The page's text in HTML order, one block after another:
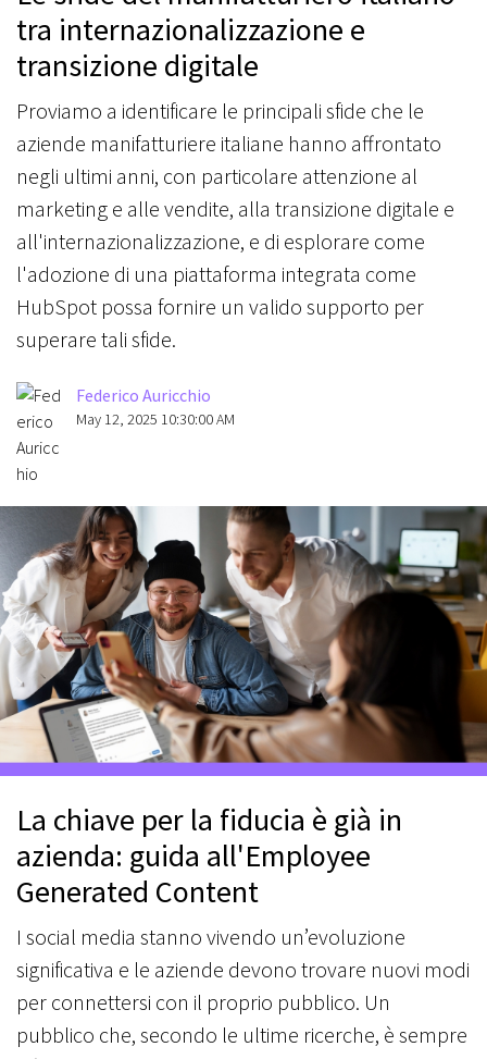
tra internazionalizzazione e
transizione digitale
Proviamo a identificare le principali sfide che le
aziende manifatturiere italiane hanno affrontato
negli ultimi anni, con particolare attenzione al
marketing e alle vendite, alla transizione digitale e
all'internazionalizzazione, e di esplorare come
l'adozione di una piattaforma integrata come
HubSpot possa fornire un valido supporto per
superare tali sfide.
Federico Auricchio
May 12, 2025 10:30:00 AM
La chiave per la fiducia è già in
azienda: guida all'Employee
Generated Content
I social media stanno vivendo un’evoluzione
significativa e le aziende devono trovare nuovi modi
per connettersi con il proprio pubblico. Un
pubblico che, secondo le ultime ricerche, è sempre